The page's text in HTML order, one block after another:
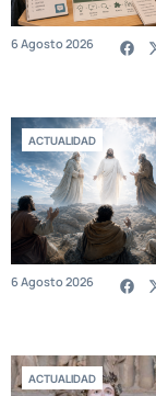
6 Agosto 2026
ACTUALIDAD
6 Agosto 2026
ACTUALIDAD